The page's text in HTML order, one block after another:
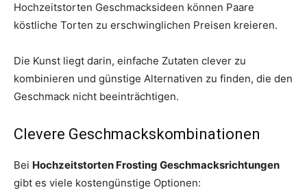
Hochzeitstorten Geschmacksideen können Paare
köstliche Torten zu erschwinglichen Preisen kreieren.
Die Kunst liegt darin, einfache Zutaten clever zu
kombinieren und günstige Alternativen zu finden, die den
Geschmack nicht beeinträchtigen.
Clevere Geschmackskombinationen
Bei Hochzeitstorten Frosting Geschmacksrichtungen
gibt es viele kostengünstige Optionen: